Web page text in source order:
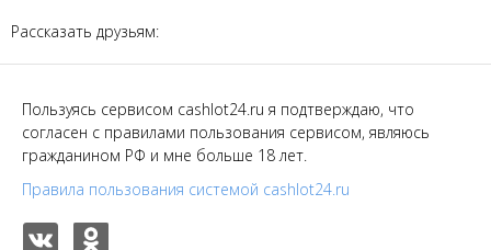
Рассказать друзьям:
Пользуясь сервисом cashlot24.ru я подтверждаю, что
согласен с правилами пользования сервисом, являюсь
гражданином РФ и мне больше 18 лет.
Правила пользования системой cashlot24.ru